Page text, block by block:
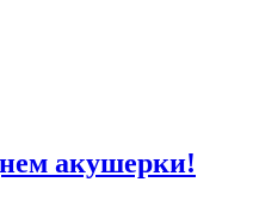
акушерки!